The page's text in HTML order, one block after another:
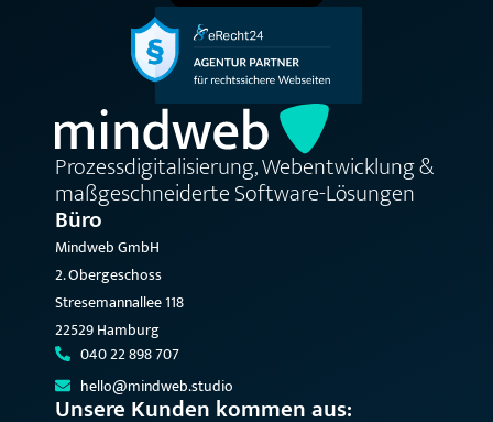
Prozessdigitalisierung, Webentwicklung &
maßgeschneiderte Software-Lösungen
Büro
Mindweb GmbH
2. Obergeschoss
Stresemannallee 118
22529 Hamburg
040 22 898 707
hello@mindweb.studio
Unsere Kunden kommen aus: